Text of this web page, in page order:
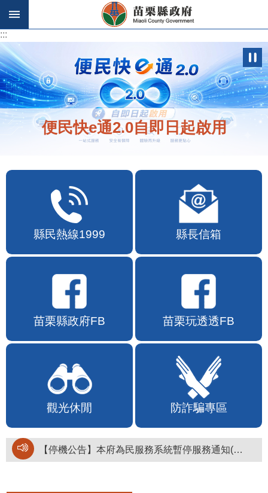
跳到主要內容區塊
:::
:::
便民快e通2.0自即日起啟用
縣民熱線1999 縣長信箱
苗栗縣政府FB 苗栗玩透透FB
觀光休閒 防詐騙專區
【停機公告】本府為民服務系統暫停服務通知(停止服務時間：115年8月6日17時至19時)